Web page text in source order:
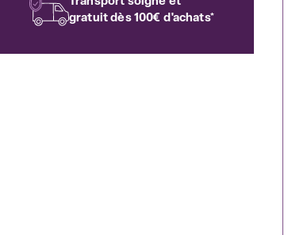
gratuit dès 100€ d'achats*